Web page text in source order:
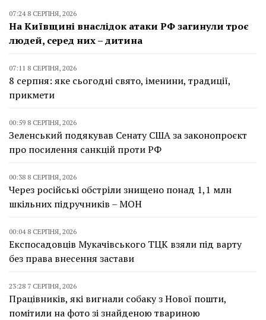
07:24 8 СЕРПНЯ, 2026
На Київщині внаслідок атаки РФ загинули троє
людей, серед них – дитина
07:11 8 СЕРПНЯ, 2026
8 серпня: яке сьогодні свято, іменини, традиції,
прикмети
00:59 8 СЕРПНЯ, 2026
Зеленський подякував Сенату США за законопроєкт
про посилення санкцій проти РФ
00:38 8 СЕРПНЯ, 2026
Через російські обстріли знищено понад 1,1 млн
шкільних підручників – МОН
00:04 8 СЕРПНЯ, 2026
Експосадовців Мукачівського ТЦК взяли під варту
без права внесення застави
23:28 7 СЕРПНЯ, 2026
Працівників, які вигнали собаку з Нової пошти,
помітили на фото зі знайденою твариною